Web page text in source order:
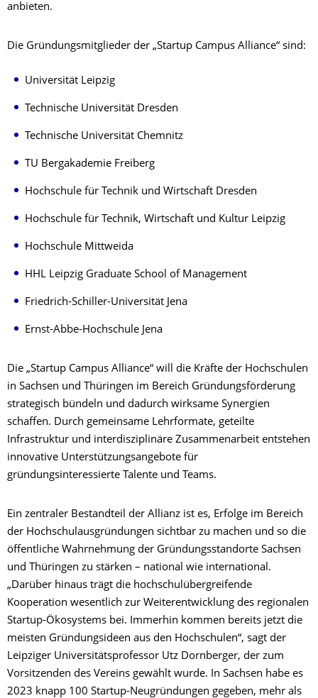
anbieten.
Die Gründungsmitglieder der „Startup Campus Alliance“ sind:
Universität Leipzig
Technische Universität Dresden
Technische Universität Chemnitz
TU Bergakademie Freiberg
Hochschule für Technik und Wirtschaft Dresden
Hochschule für Technik, Wirtschaft und Kultur Leipzig
Hochschule Mittweida
HHL Leipzig Graduate School of Management
Friedrich-Schiller-Universität Jena
Ernst-Abbe-Hochschule Jena
Die „Startup Campus Alliance“ will die Kräfte der Hochschulen
in Sachsen und Thüringen im Bereich Gründungsförderung
strategisch bündeln und dadurch wirksame Synergien
schaffen. Durch gemeinsame Lehrformate, geteilte
Infrastruktur und interdisziplinäre Zusammenarbeit entstehen
innovative Unterstützungsangebote für
gründungsinteressierte Talente und Teams.
Ein zentraler Bestandteil der Allianz ist es, Erfolge im Bereich
der Hochschulausgründungen sichtbar zu machen und so die
öffentliche Wahrnehmung der Gründungsstandorte Sachsen
und Thüringen zu stärken – national wie international.
„Darüber hinaus trägt die hochschulübergreifende
Kooperation wesentlich zur Weiterentwicklung des regionalen
Startup-Ökosystems bei. Immerhin kommen bereits jetzt die
meisten Gründungsideen aus den Hochschulen“, sagt der
Leipziger Universitätsprofessor Utz Dornberger, der zum
Vorsitzenden des Vereins gewählt wurde. In Sachsen habe es
2023 knapp 100 Startup-Neugründungen gegeben, mehr als